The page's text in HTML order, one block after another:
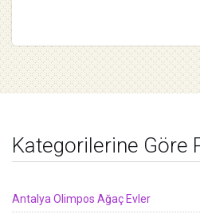
Kategorilerine Göre
Antalya Olimpos Ağaç Evler